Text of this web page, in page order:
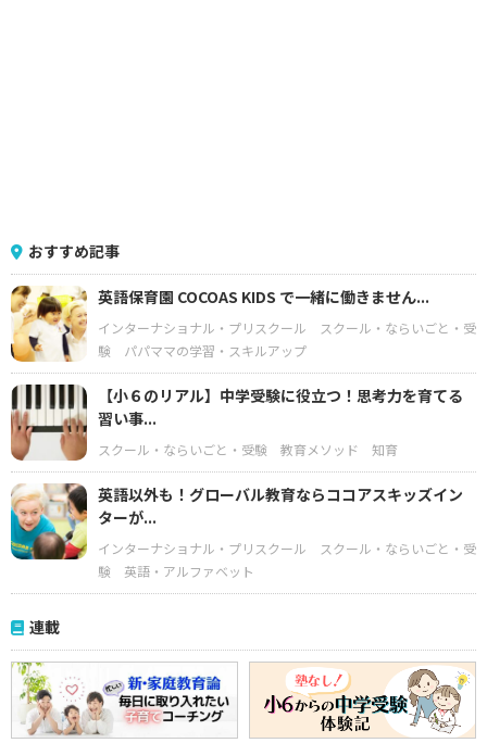
おすすめ記事
英語保育園 COCOAS KIDS で一緒に働きません...
インターナショナル・プリスクール
スクール・ならいごと・受
験
パパママの学習・スキルアップ
【小６のリアル】中学受験に役立つ！思考力を育てる
習い事...
スクール・ならいごと・受験 教育メソッド 知育
英語以外も！グローバル教育ならココアスキッズイン
ターが...
インターナショナル・プリスクール
スクール・ならいごと・受
験
英語・アルファベット
連載